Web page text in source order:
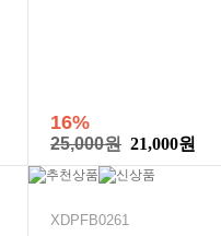
16%
25,000원 21,000원
XDPFB0261